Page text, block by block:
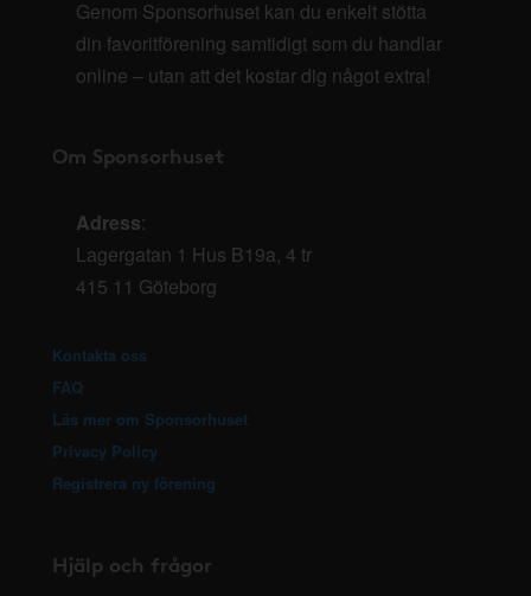
Genom Sponsorhuset kan du enkelt stötta
din favoritförening samtidigt som du handlar
online – utan att det kostar dig något extra!
Om Sponsorhuset
Adress:
Lagergatan 1 Hus B19a, 4 tr
415 11 Göteborg
Kontakta oss
FAQ
Läs mer om Sponsorhuset
Privacy Policy
Registrera ny förening
Hjälp och frågor